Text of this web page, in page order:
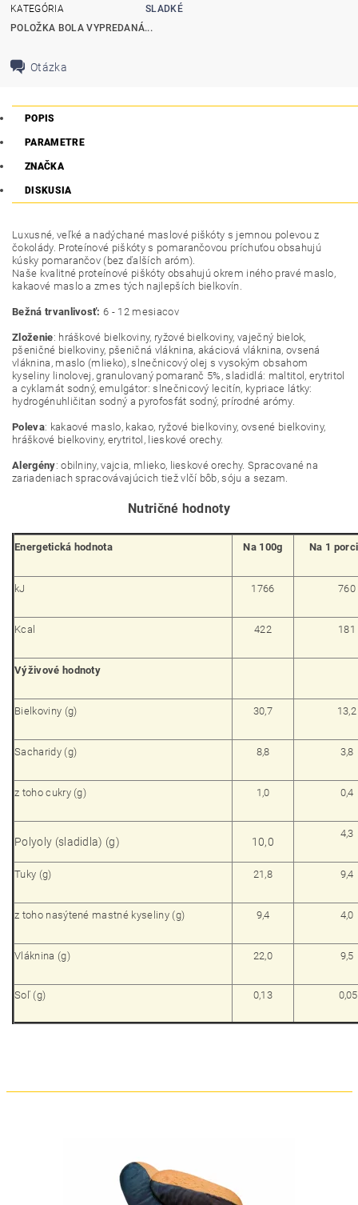
KATEGÓRIA
SLADKÉ
POLOŽKA BOLA VYPREDANÁ...
Otázka
POPIS
PARAMETRE
ZNAČKA
DISKUSIA
Luxusné, veľké a nadýchané maslové piškóty s jemnou polevou z
čokolády. Proteínové piškóty s pomarančovou príchuťou obsahujú
kúsky pomarančov (bez ďalších aróm).
Naše kvalitné proteínové piškóty obsahujú okrem iného pravé maslo,
kakaové maslo a zmes tých najlepších bielkovín.
Bežná trvanlivosť: 6 - 12 mesiacov
Zloženie: hráškové bielkoviny, ryžové bielkoviny, vaječný bielok,
pšeničné bielkoviny, pšeničná vláknina, akáciová vláknina, ovsená
vláknina, maslo (mlieko), slnečnicový olej s vysokým obsahom
kyseliny linolovej, granulovaný pomaranč 5%, sladidlá: maltitol, erytritol
a cyklamát sodný, emulgátor: slnečnicový lecitín, kypriace látky:
hydrogénuhličitan sodný a pyrofosfát sodný, prírodné arómy.
Poleva: kakaové maslo, kakao, ryžové bielkoviny, ovsené bielkoviny,
hráškové bielkoviny, erytritol, lieskové orechy.
Alergény: obilniny, vajcia, mlieko, lieskové orechy. Spracované na
zariadeniach spracovávajúcich tiež vlčí bôb, sóju a sezam.
Nutričné hodnoty
Energetická hodnota Na 100g Na 1
kJ 1766 760
Kcal 422 181
Výživové hodnoty
Bielkoviny (g) 30,7 13,2
Sacharidy (g) 8,8 3,8
z toho cukry (g) 1,0 0,4
Polyoly (sladidla) (g) 10,0
4,3
Tuky (g) 21,8 9,4
z toho nasýtené mastné kyseliny (g) 9,4 4,0
Vláknina (g) 22,0 9,5
Soľ (g) 0,13 0,05